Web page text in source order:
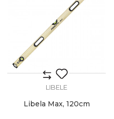
LIBELE
Libela Max, 120cm